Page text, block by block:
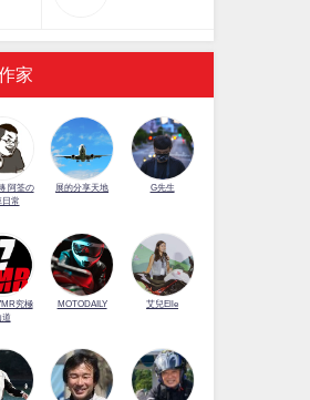
家
阿筌の
日常
展的分享天地 G先生
究極
道
MOTODAILY 艾兒Elle